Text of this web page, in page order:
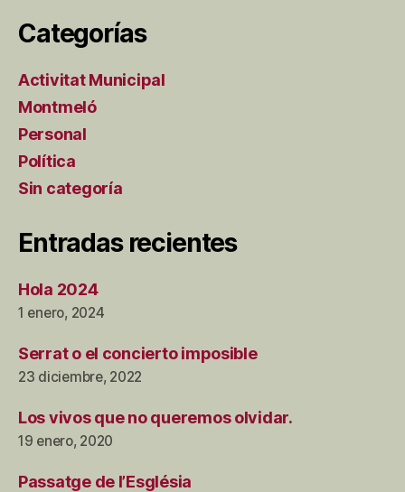
Categorías
Activitat Municipal
Montmeló
Personal
Política
Sin categoría
Entradas recientes
Hola 2024
1 enero, 2024
Serrat o el concierto imposible
23 diciembre, 2022
Los vivos que no queremos olvidar.
19 enero, 2020
Passatge de l’Església